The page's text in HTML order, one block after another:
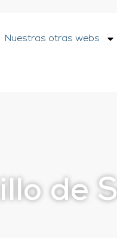
Nuestras otras webs
de